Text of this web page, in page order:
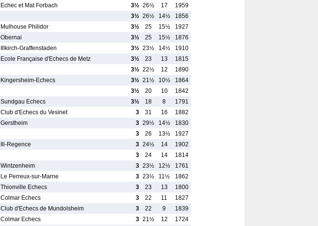
Echec et Mat Forbach 3½ 26½ 17
1959
3½ 26½ 14½
1856
Mulhouse Philidor 3½ 25 15½
1927
Obernai 3½ 25 15½
1876
Illkirch-Graffenstaden 3½ 23½ 14½
1910
Ecole Française d'Echecs de Metz 3½ 23 13
1815
3½ 22½ 12
1890
Kingersheim-Echecs 3½ 21½ 10½
1864
3½ 20 10
1842
Sundgau Echecs 3½ 18 8
1791
Club d'Echecs du Vesinet 3 31 16
1882
Gerstheim 3 29½ 14½
1830
3 26 13½
1927
Ill-Regence 3 24½ 14
1902
3 24 14
1814
Wintzenheim 3 23½ 12½
1761
Le Perreux-sur-Marne 3 23½ 11½
1862
Thionville Echecs 3 23 13
1800
Colmar Echecs 3 22 11
1827
Club d'Echecs de Mundolsheim 3 22 9
1839
Colmar Echecs 3 21½ 12
1724